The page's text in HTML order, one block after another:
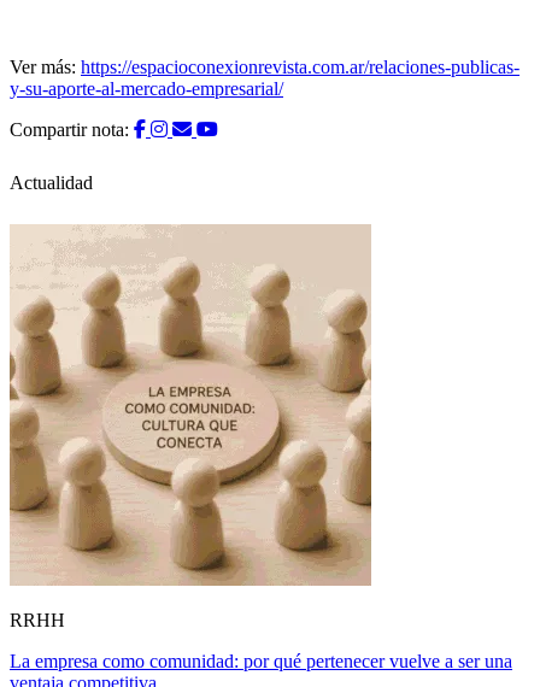
Ver más: https://espacioconexionrevista.com.ar/relaciones-publicas-
y-su-aporte-al-mercado-empresarial/
Compartir nota:
Actualidad
RRHH
La empresa como comunidad: por qué pertenecer vuelve a ser una